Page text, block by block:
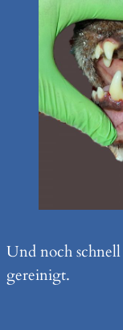
Und noch
gereinigt.